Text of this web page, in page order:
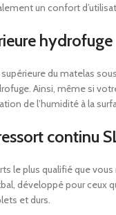
un confort
hydrofuge
du matelas
Ainsi, même si
de l’humidité à la
continu
le plus qualifié que
développé pour ceux
et durs.